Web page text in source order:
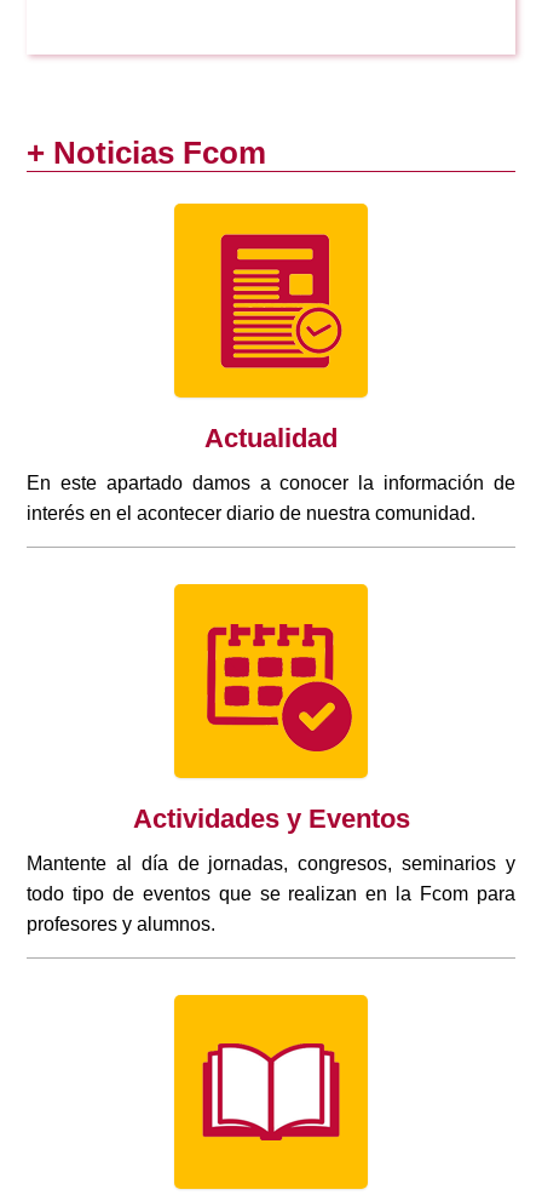
+ Noticias Fcom
Actualidad
En este apartado damos a conocer la información de
interés en el acontecer diario de nuestra comunidad.
Actividades y Eventos
Mantente al día de jornadas, congresos, seminarios y
todo tipo de eventos que se realizan en la Fcom para
profesores y alumnos.